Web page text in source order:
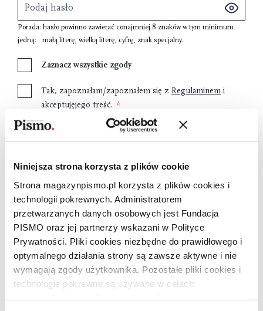
Niniejsza strona korzysta z plików cookie
Strona magazynpismo.pl korzysta z plików cookies i
technologii pokrewnych. Administratorem
przetwarzanych danych osobowych jest Fundacja
PISMO oraz jej partnerzy wskazani w Polityce
Prywatności. Pliki cookies niezbędne do prawidłowego i
optymalnego działania strony są zawsze aktywne i nie
wymagają zgody użytkownika. Pozostałe pliki cookies i
technologie pokrewne są używane w celach:
Porada: hasło powinno zawierać conajmniej 8 znakóww tym minimum
jedną:
małą literę wielką literę cyfrę znak specjalny.
Zaznacz wszystkie zgody
Tak, zapoznałam/zapoznałem się z Regulaminem i
akceptujęjego treść.
Tak, jestem poinformowana/poinformowany, o
warunkach gromadzenia i przechowywania moich
Wyrażam zgodę na przetwarzanie moich danych
osobowych przez Fundację Pismo w celach
marketingowych.
Załóż konto
Metoda płatności